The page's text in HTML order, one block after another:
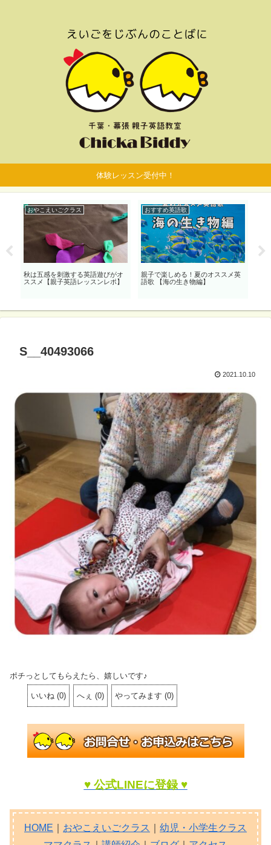
体験レッスン受付中！
おやこえいごクラス
秋は五感を刺激する英語遊びがオ
ススメ【親子英語レッスンレポ】
おすすめ英語歌
親子で楽しめる！夏のオススメ英
語歌 【海の生き物編】
S__40493066
2021.10.10
ポチっとしてもらえたら、嬉しいです♪
いいね (0) へぇ (0) やってみます (0)
♥ 公式LINEに登録 ♥
HOME おやこえいごクラス
幼児・小学生クラス